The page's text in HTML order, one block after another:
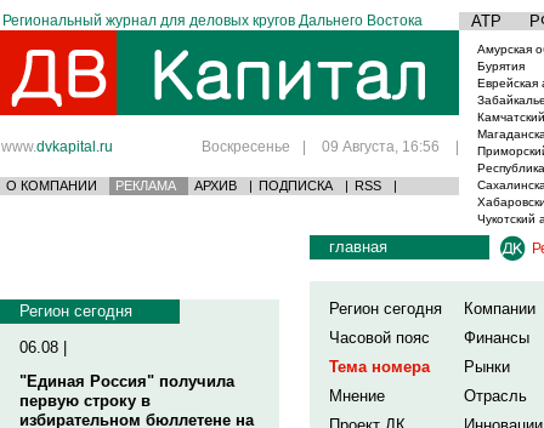
Региональный журнал для деловых кругов Дальнего Востока АТР
www.dvkapital.ru Воскресенье | 09 Августа, 16:56 |
О КОМПАНИИ РЕКЛАМА АРХИВ | ПОДПИСКА | RSS |
Амурская
Бурятия
Еврейская
Чукотский
Регион сегодня
06.08 |
"Единая Россия" получила
первую строку в
избирательном бюллетене на
главная
Регион сегодня
Компании
Часовой пояс
Финансы
Тема номера
Рынки
Мнение
Отрасль